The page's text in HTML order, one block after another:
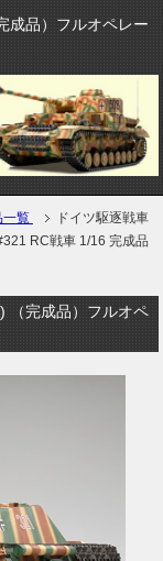
成品）フルオペレー
一覧
ドイツ駆逐戦車
RC戦車 1/16 完成品
（完成品）フルオペ